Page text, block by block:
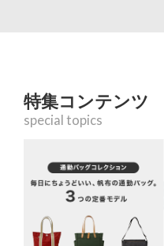
特集コンテンツ
special topics